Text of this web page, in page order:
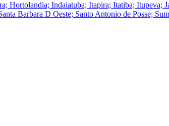
Hortolandia; Indaiatuba; Itapira; Itatiba; Itupeva;
Barbara D Oeste; Santo Antonio de Posse;